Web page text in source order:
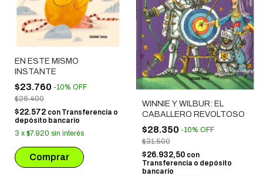
EN ESTE MISMO
INSTANTE
$23.760 -10% OFF
$26.400
$22.572 con Transferencia o
depósito bancario
3 x $7.920 sin interés
WINNIE Y WILBUR: EL
CABALLERO REVOLTOSO
$28.350 -10% OFF
$31.500
$26.932,50 con
Transferencia o depósito
bancario